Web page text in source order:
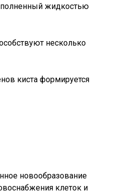
жидкостью
несколько
киста формируется
новообразование
клеток и